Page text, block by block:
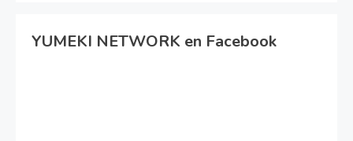
YUMEKI NETWORK en Facebook